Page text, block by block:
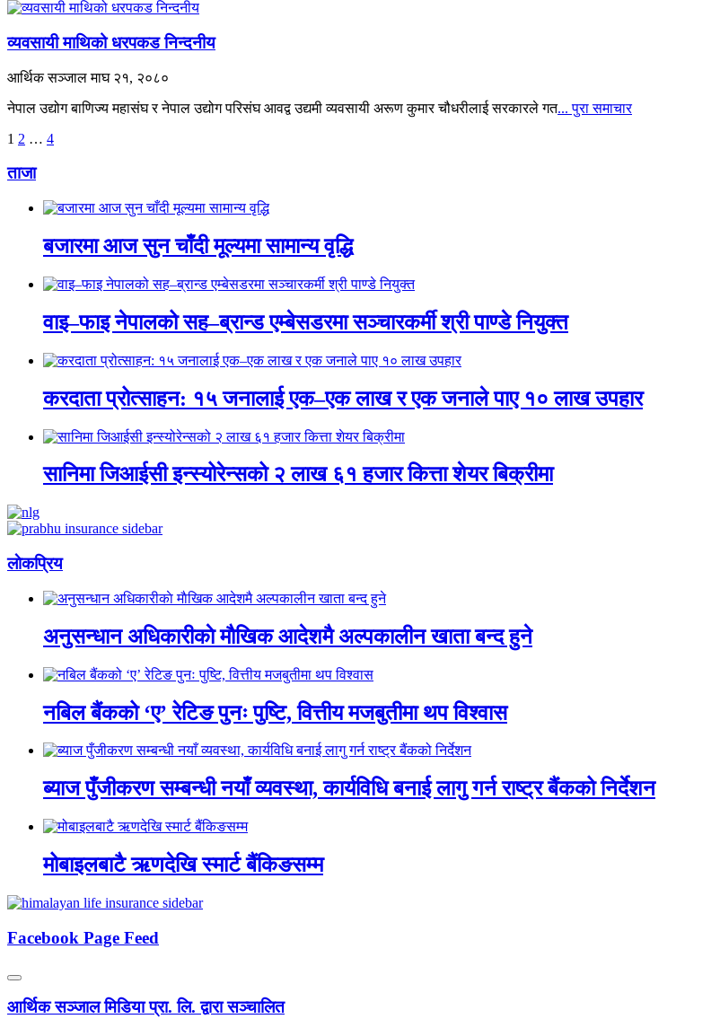
व्यवसायी माथिको धरपकड निन्दनीय
आर्थिक सञ्जालमाघ २१, २०८०
नेपाल उद्योग बाणिज्य महासंघ र नेपाल उद्योग परिसंघ आवद्व उद्यमी व्यवसायी अरूण कुमार चौधरीलाई सरकारले गत... पुरा समाचार
1 2 … 4अर्को
ताजा
बजारमा आज सुन चाँदी मूल्यमा सामान्य वृद्धि
वाइ–फाइ नेपालको सह–ब्रान्ड एम्बेसडरमा सञ्चारकर्मी श्री पाण्डे नियुक्त
करदाता प्रोत्साहन: १५ जनालाई एक–एक लाख र एक जनाले पाए १० लाख उपहार
सानिमा जिआईसी इन्स्योरेन्सको २ लाख ६१ हजार कित्ता शेयर बिक्रीमा
लाेकप्रिय
अनुसन्धान अधिकारीकाे माैखिक आदेशमै अल्पकालीन खाता बन्द हुने
नबिल बैंकको ‘ए’ रेटिङ पुनः पुष्टि, वित्तीय मजबुतीमा थप विश्वास
ब्याज पुँजीकरण सम्बन्धी नयाँ व्यवस्था, कार्यविधि बनाई लागु गर्न राष्ट्र बैंकको निर्देशन
मोबाइलबाटै ऋणदेखि स्मार्ट बैंकिङसम्म
Facebook Page Feed
आर्थिक सञ्जाल मिडिया प्रा. लि. द्वारा सञ्चालित